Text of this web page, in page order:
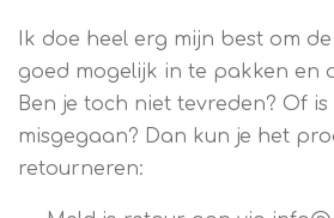
Ik doe heel erg mijn best om
goed mogelijk in te pakken en
Ben je toch niet tevreden? Of is
misgegaan? Dan kun je het
retourneren: